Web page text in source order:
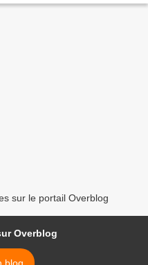
sur le portail Overblog
Overblog